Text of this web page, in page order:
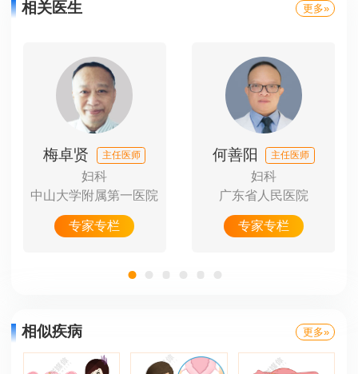
相关医生 更多»
梅卓贤 主任医师
妇科
中山大学附属第一医院
专家专栏
何善阳 主任医师
妇科
广东省人民医院
专家专栏
相似疾病 更多»